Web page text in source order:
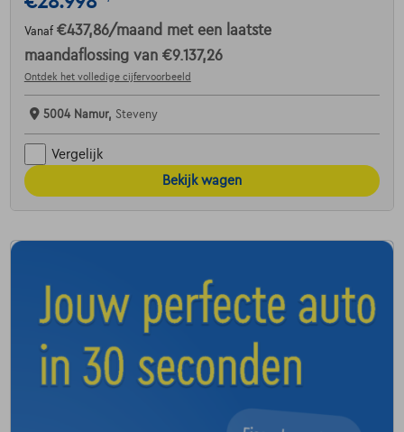
Vanaf €437,86/maand met een laatste
maandaflossing van €9.137,26
Ontdek het volledige cijfervoorbeeld
5004 Namur, Steveny
Vergelijk
Bekijk wagen